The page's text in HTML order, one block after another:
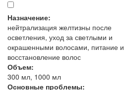
Назначение:
нейтрализация желтизны после
осветления, уход за светлыми и
окрашенными волосами, питание и
восстановление волос
Объем:
300 мл, 1000 мл
Основные проблемы: